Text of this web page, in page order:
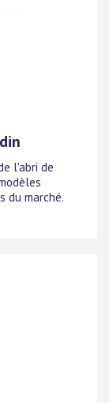
l'abri de
du marché.